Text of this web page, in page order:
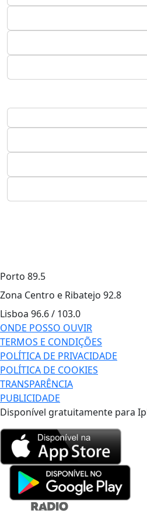
Porto 89.5
Zona Centro e Ribatejo 92.8
Lisboa 96.6 / 103.0
ONDE POSSO OUVIR
TERMOS E CONDIÇÕES
POLÍTICA DE PRIVACIDADE
POLÍTICA DE COOKIES
TRANSPARÊNCIA
PUBLICIDADE
Disponível gratuitamente para